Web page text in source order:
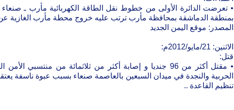
بمنطقة الدماشقة بمحافظة مأرب ترتب عليه خروج محطة مأرب الغازية
المصدر: موقع اليمن الجديد
الاثنين: 21/مايو/2012م:
قتل:
• مقتل أكثر من 96 جنديا و إصابة أكثر من ثلاثمائة من
الحربية والنجدة في ميدان السبعين بالعاصمة صنعاء بسبب عبوة ناسفة
تنظيم القاعدة ..